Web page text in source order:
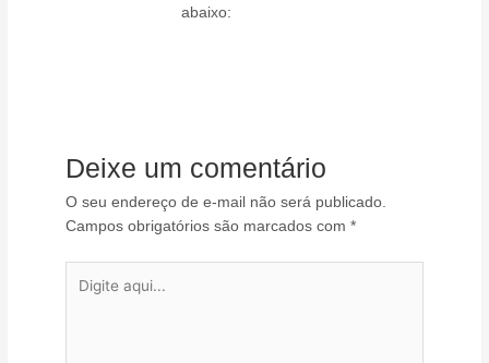
abaixo:
Deixe um comentário
O seu endereço de e-mail não será publicado.
Campos obrigatórios são marcados com*
aqui...